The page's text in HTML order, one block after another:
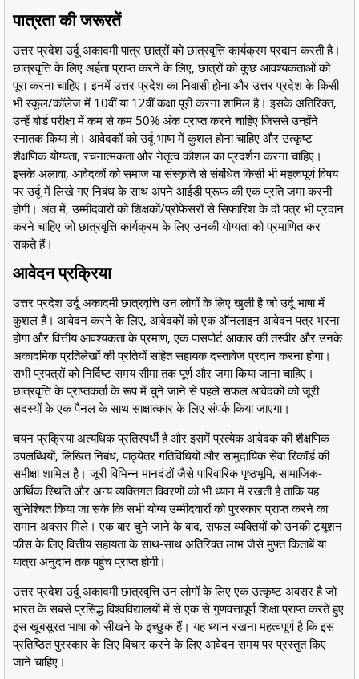
पात्रता की जरूरतें
उत्तर प्रदेश उर्दू अकादमी पात्र छात्रों को छात्रवृत्ति कार्यक्रम प्रदान करती है।
छात्रवृत्ति के लिए अर्हता प्राप्त करने के लिए, छात्रों को कुछ आवश्यकताओं को
पूरा करना चाहिए। इनमें उत्तर प्रदेश का निवासी होना और उत्तर प्रदेश के किसी
भी स्कूल/कॉलेज में 10वीं या 12वीं कक्षा पूरी करना शामिल है। इसके अतिरिक्त,
उन्हें बोर्ड परीक्षा में कम से कम 50% अंक प्राप्त करने चाहिए जिससे उन्होंने
स्नातक किया हो। आवेदकों को उर्दू भाषा में कुशल होना चाहिए और उत्कृष्ट
शैक्षणिक योग्यता, रचनात्मकता और नेतृत्व कौशल का प्रदर्शन करना चाहिए।
इसके अलावा, आवेदकों को समाज या संस्कृति से संबंधित किसी भी महत्वपूर्ण विषय
पर उर्दू में लिखे गए निबंध के साथ अपने आईडी प्रूफ की एक प्रति जमा करनी
होगी। अंत में, उम्मीदवारों को शिक्षकों/प्रोफेसरों से सिफारिश के दो पत्र भी प्रदान
करने चाहिए जो छात्रवृत्ति कार्यक्रम के लिए उनकी योग्यता को प्रमाणित कर
सकते हैं।
आवेदन प्रक्रिया
उत्तर प्रदेश उर्दू अकादमी छात्रवृत्ति उन लोगों के लिए खुली है जो उर्दू भाषा में
कुशल हैं। आवेदन करने के लिए, आवेदकों को एक ऑनलाइन आवेदन पत्र भरना
होगा और वित्तीय आवश्यकता के प्रमाण, एक पासपोर्ट आकार की तस्वीर और उनके
अकादमिक प्रतिलेखों की प्रतियों सहित सहायक दस्तावेज प्रदान करना होगा।
सभी प्रपत्रों को निर्दिष्ट समय सीमा तक पूर्ण और जमा किया जाना चाहिए।
छात्रवृत्ति के प्राप्तकर्ता के रूप में चुने जाने से पहले सफल आवेदकों को जूरी
सदस्यों के एक पैनल के साथ साक्षात्कार के लिए संपर्क किया जाएगा।
चयन प्रक्रिया अत्यधिक प्रतिस्पर्धी है और इसमें प्रत्येक आवेदक की शैक्षणिक
उपलब्धियों, लिखित निबंध, पाठ्येतर गतिविधियों और सामुदायिक सेवा रिकॉर्ड की
समीक्षा शामिल है। जूरी विभिन्न मानदंडों जैसे पारिवारिक पृष्ठभूमि, सामाजिक-
आर्थिक स्थिति और अन्य व्यक्तिगत विवरणों को भी ध्यान में रखती है ताकि यह
सुनिश्चित किया जा सके कि सभी योग्य उम्मीदवारों को पुरस्कार प्राप्त करने का
समान अवसर मिले। एक बार चुने जाने के बाद, सफल व्यक्तियों को उनकी ट्यूशन
फीस के लिए वित्तीय सहायता के साथ-साथ अतिरिक्त लाभ जैसे मुफ्त किताबें या
यात्रा अनुदान तक पहुंच प्राप्त होगी।
उत्तर प्रदेश उर्दू अकादमी छात्रवृत्ति उन लोगों के लिए एक उत्कृष्ट अवसर है जो
भारत के सबसे प्रसिद्ध विश्वविद्यालयों में से एक से गुणवत्तापूर्ण शिक्षा प्राप्त करते हुए
इस खूबसूरत भाषा को सीखने के इच्छुक हैं। यह ध्यान रखना महत्वपूर्ण है कि इस
प्रतिष्ठित पुरस्कार के लिए विचार करने के लिए आवेदन समय पर प्रस्तुत किए
जाने चाहिए।